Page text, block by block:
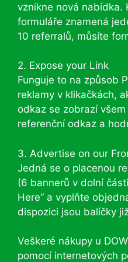
vznikne nová nabídka.
formuláře znamená
10 referralů, můsíte
2. Expose your Link
Funguje to na způsob
reklamy v klikačkách,
odkaz se zobrazí
referenční odkaz a
3. Advertise on our
Jedná se o placenou
(6 bannerů v dolní
Here“ a vyplňte
dispozici jsou balíčky
Veškeré nákupy u
pomocí internetových